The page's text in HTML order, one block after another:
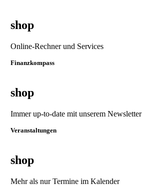
shop
Online-Rechner und Services
Finanzkompass
shop
Immer up-to-date mit unserem Newsletter
Veranstaltungen
shop
Mehr als nur Termine im Kalender